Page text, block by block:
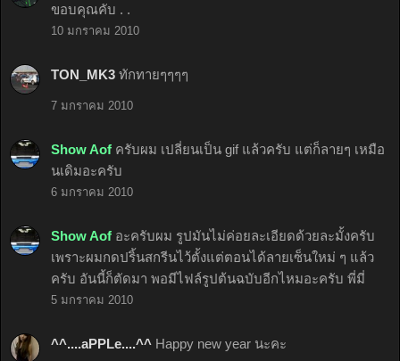
ขอบคุณคับ . .
10 มกราคม 2010
TON_MK3 ทักทายๆๆๆๆ
7 มกราคม 2010
Show Aof ครับผม เปลี่ยนเป็น gif แล้วครับ แต่ก็ลายๆ เหมือ
นเดิมอะครับ
6 มกราคม 2010
Show Aof อะครับผม รูปมันไม่ค่อยละเอียดด้วยละมั้งครับ
เพราะผมกดปริ้นสกรีนไว้ตั้งแต่ตอนได้ลายเซ็นใหม่ ๆ แล้ว
ครับ อันนี้ก็ตัดมา พอมีไฟล์รูปต้นฉบับอีกไหมอะครับ พี่มี่
5 มกราคม 2010
^^....aPPLe....^^ Happy new year นะคะ